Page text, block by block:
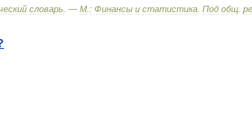
словарь . — М : Финансы и статистика Под общ